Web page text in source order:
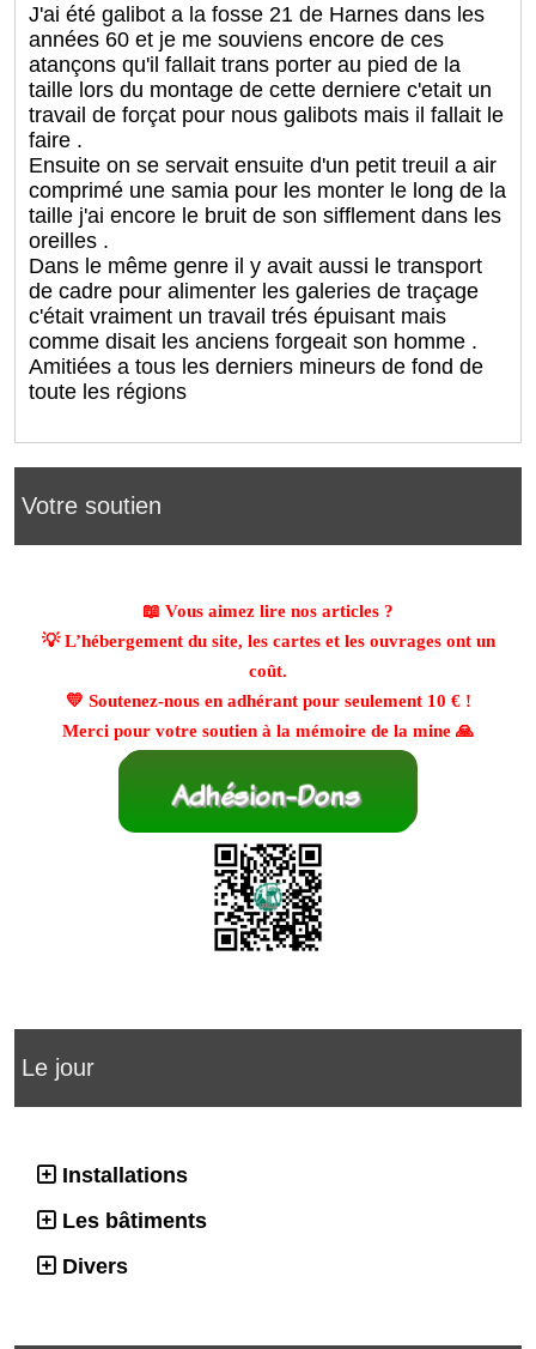
Votre soutien
📖 Vous aimez lire nos articles ?
💡 L’hébergement du site, les cartes et les ouvrages ont un
coût.
💛 Soutenez-nous en adhérant pour seulement 10 €!
Merci pour votre soutien à la mémoire de la mine 🙏
Le jour
Installations
Les bâtiments
Divers
J'ai été galibot a la fosse 21 de Harnes dans les
années 60 et je me souviens encore de ces
atançons qu'il fallait trans porter au pied de la
taille lors du montage de cette derniere c'etait un
travail de forçat pour nous galibots mais il fallait le
faire .
Ensuite on se servait ensuite d'un petit treuil a air
comprimé une samia pour les monter le long de la
taille j'ai encore le bruit de son sifflement dans les
oreilles .
Dans le même genre il y avait aussi le transport
de cadre pour alimenter les galeries de traçage
c'était vraiment un travail trés épuisant mais
comme disait les anciens forgeait son homme .
Amitiées a tous les derniers mineurs de fond de
toute les régions